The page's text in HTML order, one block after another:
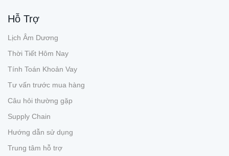
Hỗ Trợ
Lịch Âm Dương
Thời Tiết Hôm Nay
Tính Toán Khoản Vay
Tư vấn trước mua hàng
Câu hỏi thường gặp
Supply Chain
Hướng dẫn sử dụng
Trung tâm hỗ trợ